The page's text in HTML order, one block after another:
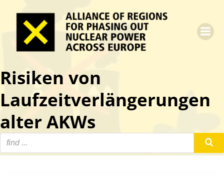
Inhalt
springen
Risiken von
Laufzeitverlängerungen
alter AKWs